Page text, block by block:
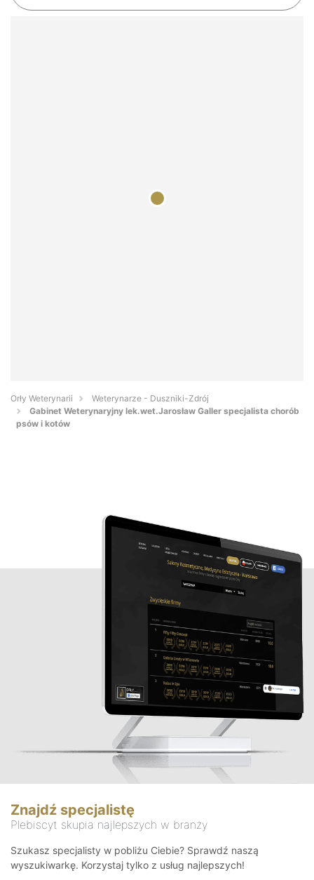
Orły Weterynarii
Weterynarze - Duszniki-Zdrój
Gabinet Weterynaryjny lek.wet.Jarosław Galler specjalista chorób
psów i kotów
Znajdź specjalistę
Plebiscyt skupia najlepszych w branży
Szukasz specjalisty w pobliżu Ciebie? Sprawdź naszą
wyszukiwarkę. Korzystaj tylko z usług najlepszych!